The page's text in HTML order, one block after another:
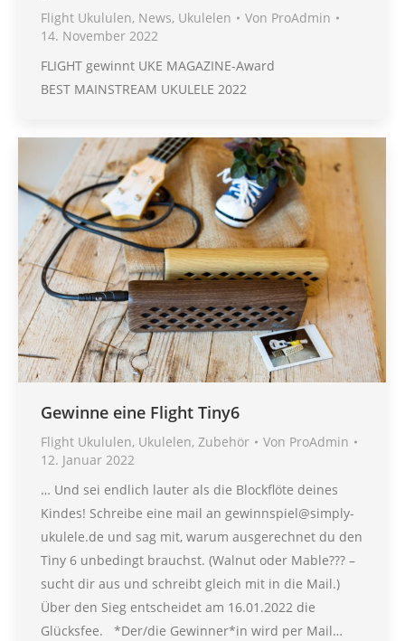
Flight Ukululen, News, Ukulelen Von ProAdmin
14. November 2022
FLIGHT gewinnt UKE MAGAZINE-Award
BEST MAINSTREAM UKULELE 2022
Gewinne eine Flight Tiny6
Flight Ukululen, Ukulelen, Zubehör Von ProAdmin
12. Januar 2022
… Und sei endlich lauter als die Blockflöte deines
Kindes! Schreibe eine mail an gewinnspiel@simply-
ukulele.de und sag mit, warum ausgerechnet du den
Tiny 6 unbedingt brauchst. (Walnut oder Mable??? –
sucht dir aus und schreibt gleich mit in die Mail.)
Über den Sieg entscheidet am 16.01.2022 die
Glücksfee. *Der/die Gewinner*in wird per Mail…